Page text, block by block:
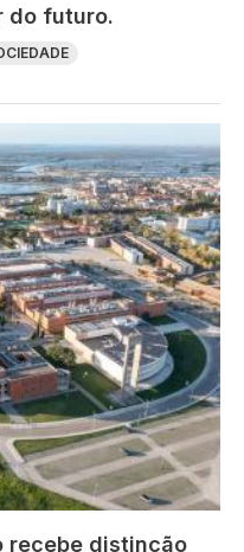
do futuro.
recebe distinção